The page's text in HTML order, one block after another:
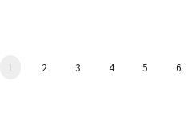
2 3 4 5 6